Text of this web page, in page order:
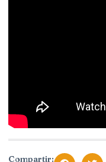
Compartir: